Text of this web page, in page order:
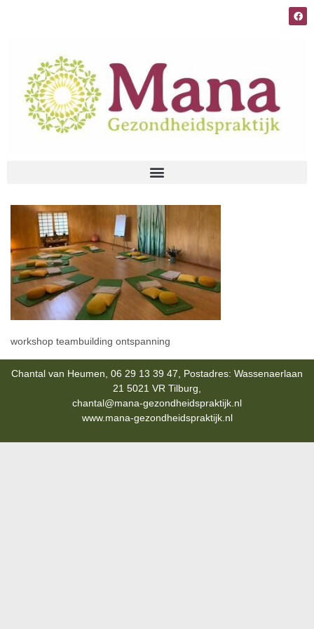
workshop teambuilding ontspanning
Chantal van Heumen, 06 29 13 39 47, Postadres: Wassenaerlaan
21 5021 VR Tilburg,
chantal@mana-gezondheidspraktijk.nl
www.mana-gezondheidspraktijk.nl